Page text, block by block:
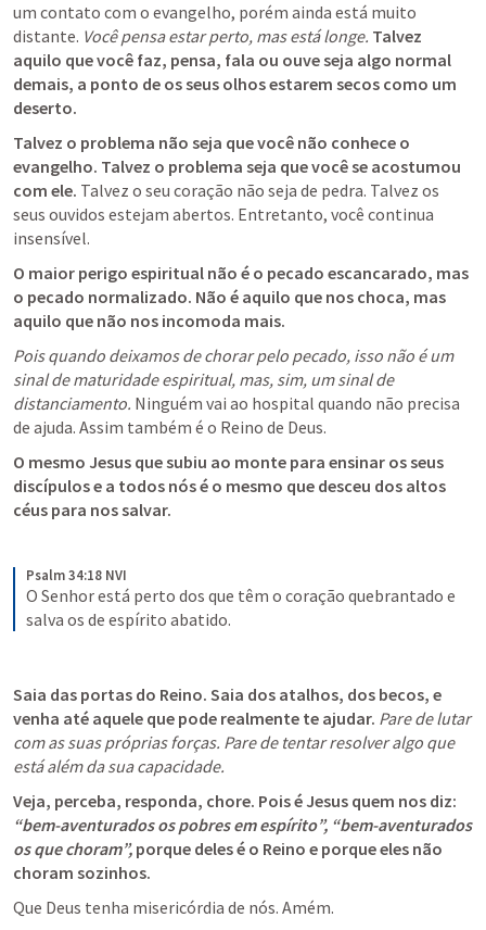
um contato com o evangelho, porém ainda está muito
distante. Você pensa estar perto, mas está longe. Talvez
aquilo que você faz, pensa, fala ou ouve seja algo normal
demais, a ponto de os seus olhos estarem secos como um
deserto.
Talvez o problema não seja que você não conhece o
evangelho. Talvez o problema seja que você se acostumou
com ele. Talvez o seu coração não seja de pedra. Talvez os
seus ouvidos estejam abertos. Entretanto, você continua
insensível.
O maior perigo espiritual não é o pecado escancarado, mas
o pecado normalizado. Não é aquilo que nos choca, mas
aquilo que não nos incomoda mais.
Pois quando deixamos de chorar pelo pecado, isso não é um
sinal de maturidade espiritual, mas, sim, um sinal de
distanciamento. Ninguém vai ao hospital quando não precisa
de ajuda. Assim também é o Reino de Deus.
O mesmo Jesus que subiu ao monte para ensinar os seus
discípulos e a todos nós é o mesmo que desceu dos altos
céus para nos salvar.
Psalm 34:18 NVI
O Senhor está perto dos que têm o coração quebrantado e
salva os de espírito abatido.
Saia das portas do Reino. Saia dos atalhos, dos becos, e
venha até aquele que pode realmente te ajudar. Pare de lutar
com as suas próprias forças. Pare de tentar resolver algo que
está além da sua capacidade.
“bem-aventurados os pobres em espírito”, “bem-aventurados
os que choram”, porque deles é o Reino e porque eles não
choram sozinhos.
Que Deus tenha misericórdia de nós. Amém.